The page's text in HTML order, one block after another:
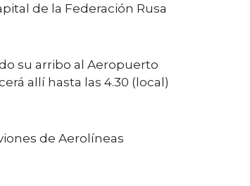
de la Federación Rusa
su arribo al Aeropuerto
allí hasta las 4.30 (local)
de Aerolíneas